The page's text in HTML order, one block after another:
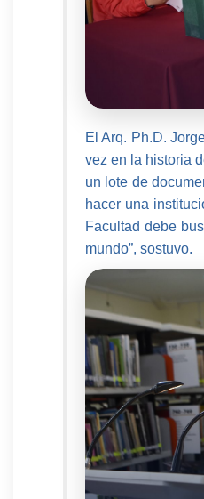
El Arq. Ph.D.
vez en la historia
un lote de
hacer una
Facultad debe
mundo”, sostuvo.